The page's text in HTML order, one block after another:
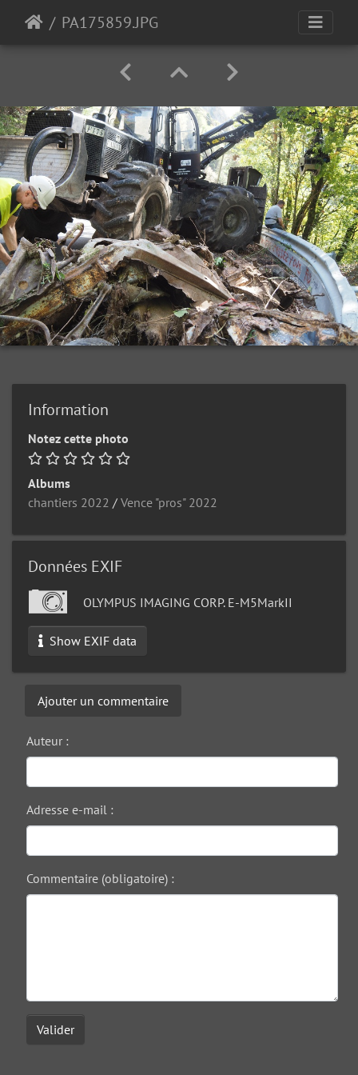
PA175859.JPG
Information
Notez cette photo
Albums
chantiers 2022 / Vence "pros" 2022
Données EXIF
OLYMPUS IMAGING CORP. E-M5MarkII
Show EXIF data
Ajouter un commentaire
Auteur :
Adresse e-mail :
Commentaire (obligatoire) :
Valider